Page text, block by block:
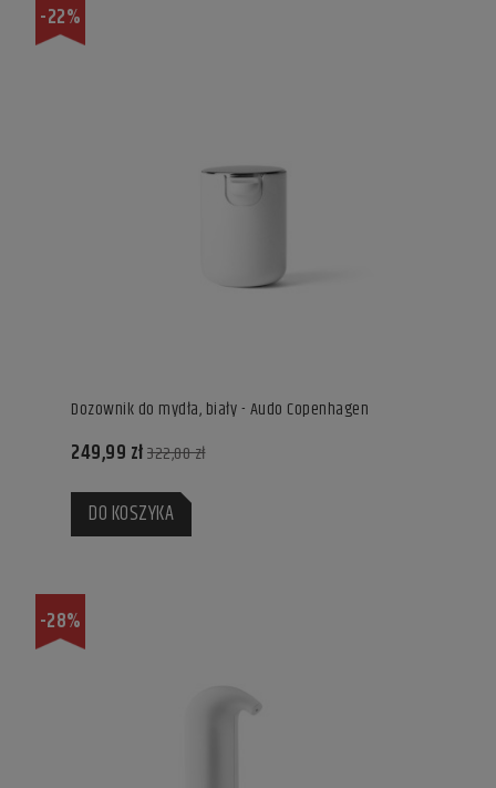
Dozownik do mydła, biały - Audo Copenhagen
249,99 zł322,00 zł
DO KOSZYKA
-22%
-28%